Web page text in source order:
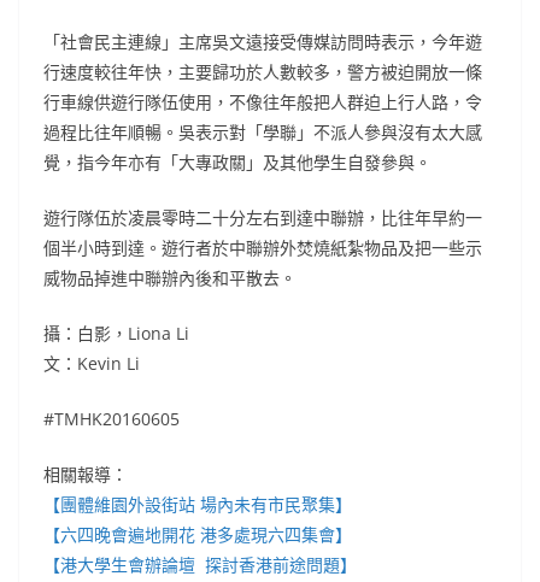
「社會民主連線」主席吳文遠接受傳媒訪問時表示，今年遊
行速度較往年快，主要歸功於人數較多，警方被迫開放一條
行車線供遊行隊伍使用，不像往年般把人群迫上行人路，令
過程比往年順暢。吳表示對「學聯」不派人參與沒有太大感
覺，指今年亦有「大專政關」及其他學生自發參與。
遊行隊伍於凌晨零時二十分左右到達中聯辦，比往年早約一
個半小時到達。遊行者於中聯辦外焚燒紙紮物品及把一些示
威物品掉進中聯辦內後和平散去。
攝：白影，Liona Li
文：Kevin Li
#TMHK20160605
相關報導：
【團體維園外設街站 場內未有市民聚集】
【六四晚會遍地開花 港多處現六四集會】
【港大學生會辦論壇 探討香港前途問題】